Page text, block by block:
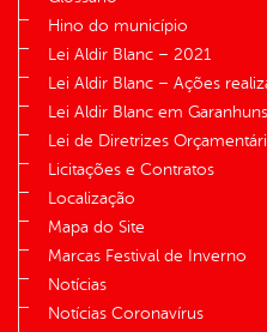
Hino do município
Lei Aldir Blanc – 2021
Lei Aldir Blanc – Ações
Lei Aldir Blanc em Garanhuns
Lei de Diretrizes
Licitações e Contratos
Localização
Mapa do Site
Marcas Festival de Inverno
Notícias
Notícias Coronavírus